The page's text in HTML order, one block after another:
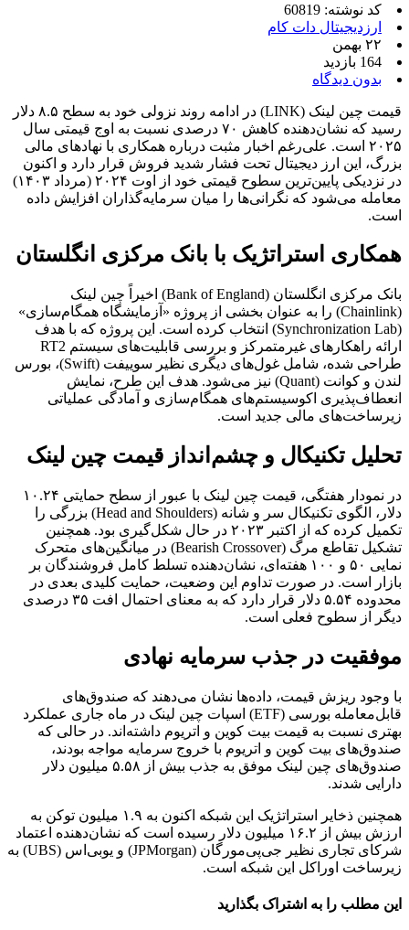
کد نوشته: 60819
ارزدیجیتال دات کام
۲۲ بهمن
164 بازدید
بدون دیدگاه
قیمت چین لینک (LINK) در ادامه روند نزولی خود به سطح ۸.۵ دلار
رسید که نشان‌دهنده کاهش ۷۰ درصدی نسبت به اوج قیمتی سال
۲۰۲۵ است. علی‌رغم اخبار مثبت درباره همکاری با نهادهای مالی
بزرگ، این ارز دیجیتال تحت فشار شدید فروش قرار دارد و اکنون
در نزدیکی پایین‌ترین سطوح قیمتی خود از اوت ۲۰۲۴ (مرداد ۱۴۰۳)
معامله می‌شود که نگرانی‌ها را میان سرمایه‌گذاران افزایش داده
است.
همکاری استراتژیک با بانک مرکزی انگلستان
بانک مرکزی انگلستان (Bank of England) اخیراً چین لینک
(Chainlink) را به عنوان بخشی از پروژه «آزمایشگاه همگام‌سازی»
(Synchronization Lab) انتخاب کرده است. این پروژه که با هدف
ارائه راهکارهای غیرمتمرکز و بررسی قابلیت‌های سیستم RT2
طراحی شده، شامل غول‌های دیگری نظیر سوییفت (Swift)، بورس
لندن و کوانت (Quant) نیز می‌شود. هدف این طرح، نمایش
انعطاف‌پذیری اکوسیستم‌های همگام‌سازی و آمادگی عملیاتی
زیرساخت‌های مالی جدید است.
تحلیل تکنیکال و چشم‌انداز قیمت چین لینک
در نمودار هفتگی، قیمت چین لینک با عبور از سطح حمایتی ۱۰.۲۴
دلار، الگوی تکنیکال سر و شانه (Head and Shoulders) بزرگی را
تکمیل کرده که از اکتبر ۲۰۲۳ در حال شکل‌گیری بود. همچنین
تشکیل تقاطع مرگ (Bearish Crossover) در میانگین‌های متحرک
نمایی ۵۰ و ۱۰۰ هفته‌ای، نشان‌دهنده تسلط کامل فروشندگان بر
بازار است. در صورت تداوم این وضعیت، حمایت کلیدی بعدی در
محدوده ۵.۵۴ دلار قرار دارد که به معنای احتمال افت ۳۵ درصدی
دیگر از سطوح فعلی است.
موفقیت در جذب سرمایه نهادی
با وجود ریزش قیمت، داده‌ها نشان می‌دهند که صندوق‌های
قابل‌معامله بورسی (ETF) اسپات چین لینک در ماه جاری عملکرد
بهتری نسبت به قیمت بیت کوین و اتریوم داشته‌اند. در حالی که
صندوق‌های بیت کوین و اتریوم با خروج سرمایه مواجه بودند،
صندوق‌های چین لینک موفق به جذب بیش از ۵.۵۸ میلیون دلار
دارایی شدند.
همچنین ذخایر استراتژیک این شبکه اکنون به ۱.۹ میلیون توکن به
ارزش بیش از ۱۶.۲ میلیون دلار رسیده است که نشان‌دهنده اعتماد
شرکای تجاری نظیر جی‌پی‌مورگان (JPMorgan) و یوبی‌اس (UBS) به
زیرساخت اوراکل این شبکه است.
این مطلب را به اشتراک بگذارید